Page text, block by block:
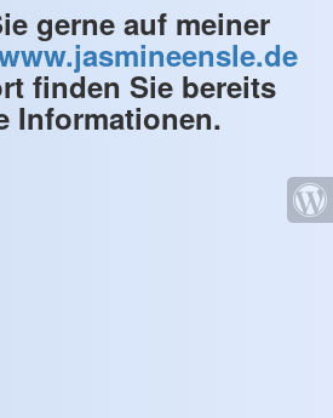
gerne auf meiner
finden Sie bereits
Informationen.